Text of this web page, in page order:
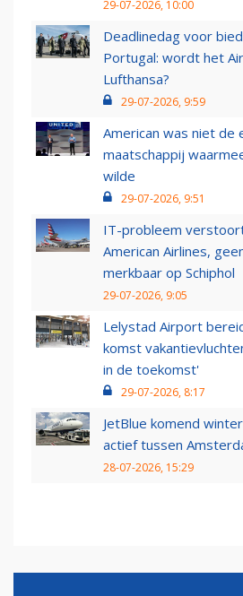
29-07-2026, 10:00
Deadlinedag voor
Portugal: wordt het
Lufthansa?
29-07-2026, 9:59
American was niet de
maatschappij
wilde
29-07-2026, 9:51
IT-probleem
American Airlines,
merkbaar op Schiphol
29-07-2026, 9:05
Lelystad Airport
komst
in de toekomst'
29-07-2026, 8:17
JetBlue komend
actief tussen
28-07-2026, 15:29